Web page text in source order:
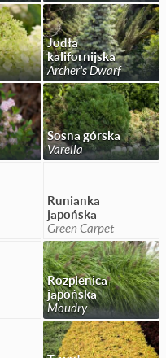
Jodła
kalifornijska
Archer's Dwarf
Sosna górska
Varella
Runianka
japońska
Green Carpet
Rozplenica
japońska
Moudry